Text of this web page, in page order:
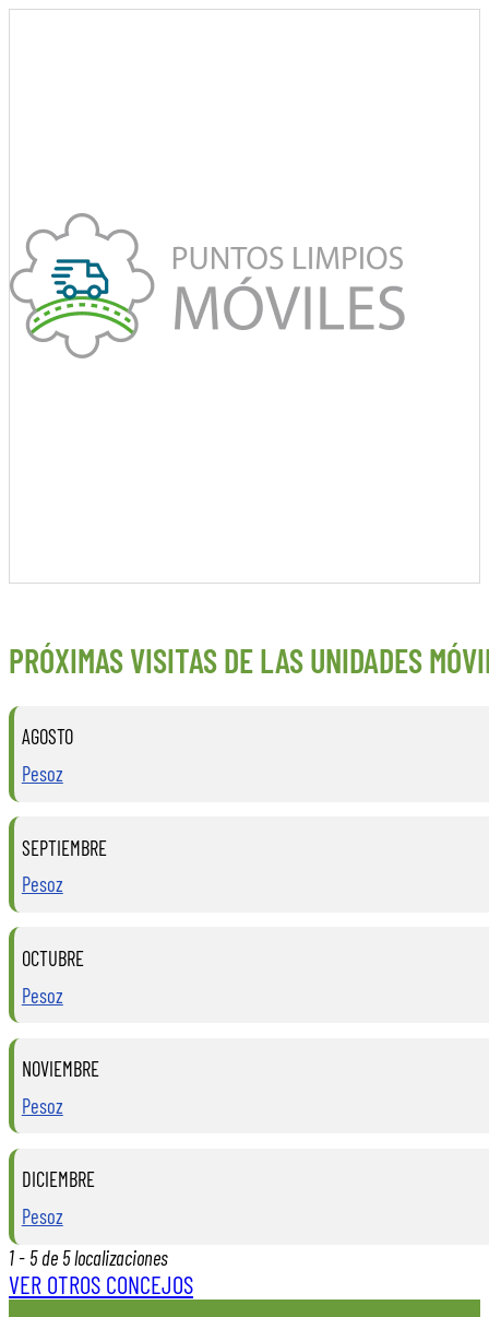
PRÓXIMAS VISITAS DE LAS UNIDADES
AGOSTO
Pesoz
SEPTIEMBRE
Pesoz
OCTUBRE
Pesoz
NOVIEMBRE
Pesoz
DICIEMBRE
Pesoz
1 - 5 de 5 localizaciones
VER OTROS CONCEJOS